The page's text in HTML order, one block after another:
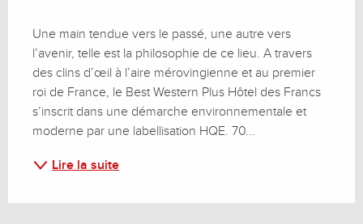
Une main tendue vers le passé, une autre vers
l’avenir, telle est la philosophie de ce lieu. A travers
des clins d’œil à l’aire mérovingienne et au premier
roi de France, le Best Western Plus Hôtel des Francs
s’inscrit dans une démarche environnementale et
moderne par une labellisation HQE. 70...
Lire la suite